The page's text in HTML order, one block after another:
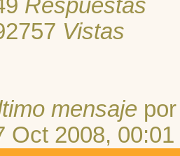
Respuestas
Vistas
mensaje
Oct 2008, 00:01